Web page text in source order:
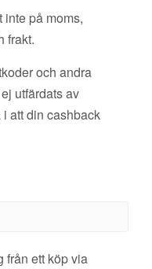
på moms,
frakt.
och andra
utfärdats av
att din cashback
från ett köp via